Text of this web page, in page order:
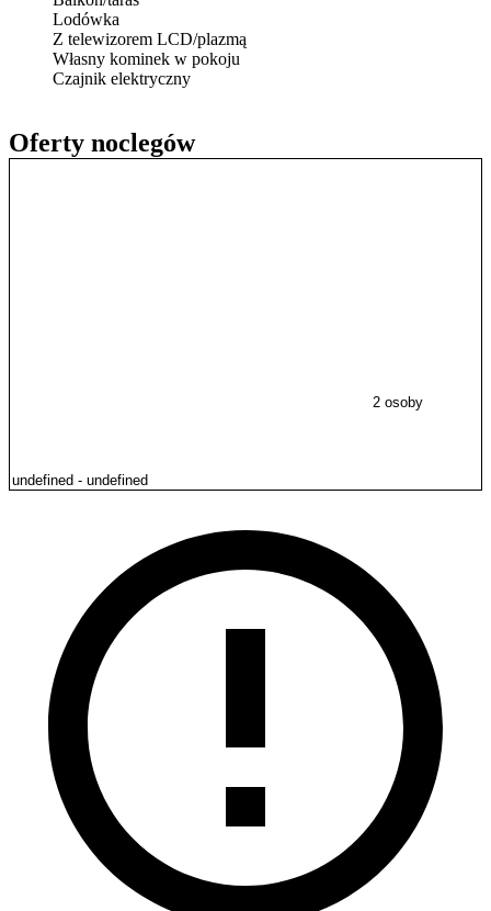
Oferty noclegów
2 osoby
Lodówka
Z telewizorem LCD/plazmą
Własny kominek w pokoju
Czajnik elektryczny